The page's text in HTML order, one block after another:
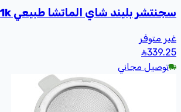
سجنتشر بليند شاي الماتشا طبيعي 1k
غير متوفر
339.25
توصيل مجاني